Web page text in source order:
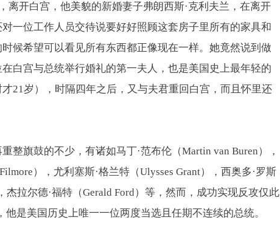
，离开白宫，他美貌的新婚妻子弗朗西斯·克利夫兰，在离开
一位工作人员交待说要好好照顾这套房子里所有的家具和
候希望可以看见所有东西都正像现在一样。她竟然说到做
白宫与总统举行婚礼的第一夫人，也是美国史上最年轻的
才21岁），时隔四年之后，又与夫君重回白宫，而且怀里还
整旗鼓的不少，有诸如马丁·范布伦（Martin van Buren），
），尤利塞斯·格兰特（Ulysses Grant），西奥多·罗斯
杰拉尔德·福特（Gerald Ford）等，然而，成功实现反攻仅此
他是美国历史上唯一一位两度当选且任期不连续的总统。